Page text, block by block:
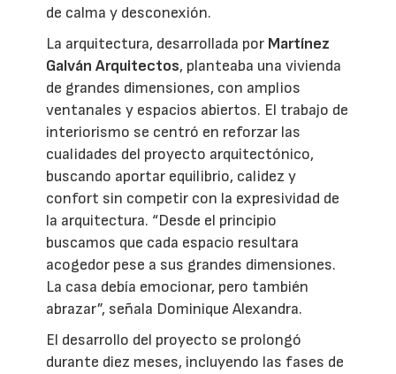
de calma y desconexión.
La arquitectura, desarrollada por Martínez
Galván Arquitectos, planteaba una vivienda
de grandes dimensiones, con amplios
ventanales y espacios abiertos. El trabajo de
interiorismo se centró en reforzar las
cualidades del proyecto arquitectónico,
buscando aportar equilibrio, calidez y
confort sin competir con la expresividad de
la arquitectura. “Desde el principio
buscamos que cada espacio resultara
acogedor pese a sus grandes dimensiones.
La casa debía emocionar, pero también
abrazar”, señala Dominique Alexandra.
El desarrollo del proyecto se prolongó
durante diez meses, incluyendo las fases de